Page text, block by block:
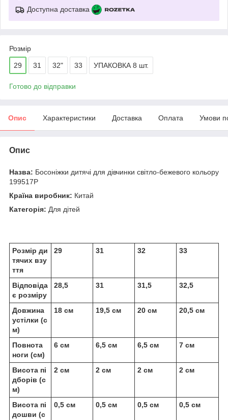
Доступна доставка
Розмір
29 31 32" 33 УПАКОВКА 8 шт.
Готово до відправки
Опис Характеристики Доставка Оплата Умови
Опис
Назва: Босоніжки дитячі для дівчинки світло-бежевого кольору
199517P
Країна виробник: Китай
Категорія: Для дітей
Розмір ди
тячих взу
ття
29 31 32 33
Відповіда
є розміру
28,5 31 31,5 32,5
Довжина
устілки (с
м)
18 см 19,5 см 20 см 20,5 см
Повнота
ноги (см)
6 см 6,5 см 6,5 см 7 см
Висота пі
дборів (с
м)
2 см 2 см 2 см 2 см
Висота пі
дошви (с
0,5 см 0,5 см 0,5 см 0,5 см